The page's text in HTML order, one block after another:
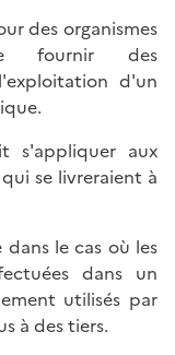
des organismes
fournir des
d'un
s'appliquer aux
se livreraient à
le cas où les
dans un
utilisés par
à des tiers.